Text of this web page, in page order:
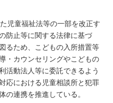
児童福祉法等の一部を改正す
防止等に関する法律に基づ
るため、こどもの入所措置等
・カウンセリングやこどもの
活動法人等に委託できるよう
応における児童相談所と犯罪
の連携を推進している。